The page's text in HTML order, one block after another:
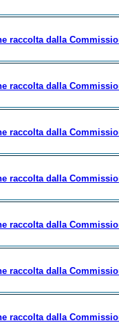
raccolta dalla
raccolta dalla
raccolta dalla
raccolta dalla
raccolta dalla
raccolta dalla
raccolta dalla